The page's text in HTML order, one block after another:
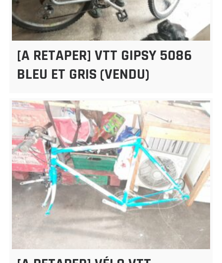
[A RETAPER] VTT GIPSY 5086
BLEU ET GRIS (VENDU)